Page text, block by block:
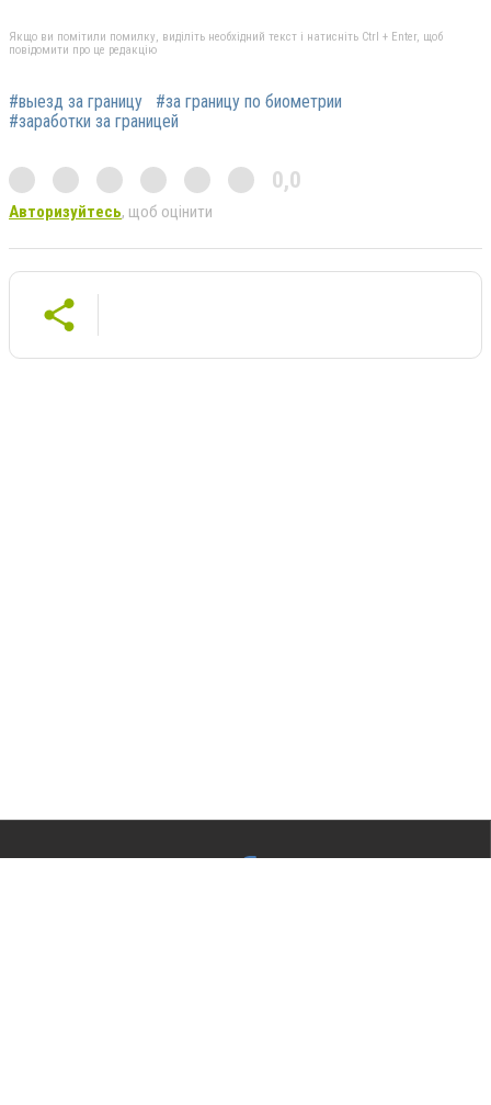
Якщо ви помітили помилку, виділіть необхідний текст і натисніть Ctrl + Enter, щоб
повідомити про це редакцію
#выезд за границу
#за границу по биометрии
#заработки за границей
0,0
Авторизуйтесь, щоб оцінити